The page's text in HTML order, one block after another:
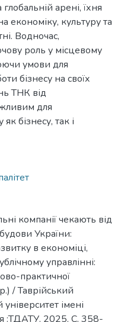
арені, їхня
економіку, культуру та
Водночас,
роль у місцевому
умови для
бізнесу на своїх
ТНК від
для
бізнесу, так і
компанії чекають від
України:
в економіці,
управлінні:
практичної
/ Таврійський
імені
:ТДАТУ. 2025. С. 358-